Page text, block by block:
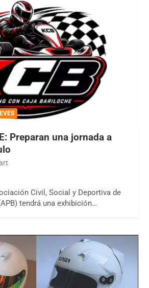
Preparan una jornada a
Civil, Social y Deportiva de
tendrá una exhibición…